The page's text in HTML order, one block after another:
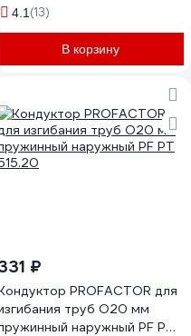
4.1 (13)
В корзину
₽
PROFACTOR для
труб O20 мм
наружный PF PT